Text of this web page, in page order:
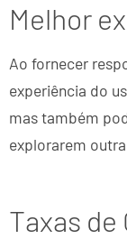
Melhor
Ao fornecer
experiência do
mas também
explorarem
Taxas de